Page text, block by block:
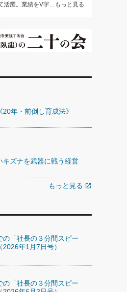
活躍。業績をV字…もっと見る
年・前倒し育成法》
キズナを武器に戦う経営
もっと見る open_in_new
の「社長の３分間スピー
年1月7日号）
の「社長の３分間スピー